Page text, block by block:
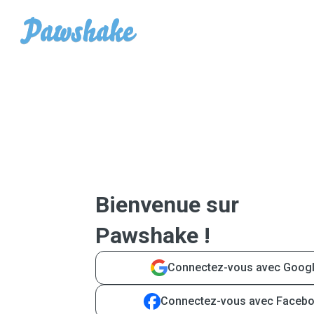
Bienvenue sur
Pawshake !
Connectez-vous avec
Connectez-vous avec